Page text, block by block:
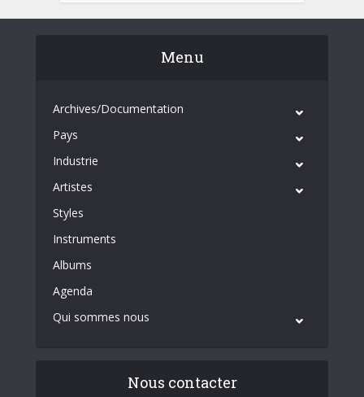
Menu
Archives/Documentation
Pays
Industrie
Artistes
Styles
Instruments
Albums
Agenda
Qui sommes nous
Nous contacter